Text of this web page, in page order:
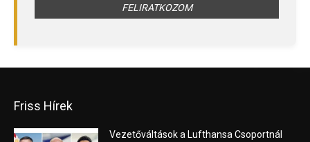
Friss Hírek
Vezetőváltások a Lufthansa Csoportnál